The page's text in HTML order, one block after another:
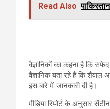
Read Also
वैज्ञानिकों का कहना है कि
वैज्ञानिक बता रहे हैं कि
इस बारे में जानकारी दी है।
मीडिया रिपोर्ट के अनुसार